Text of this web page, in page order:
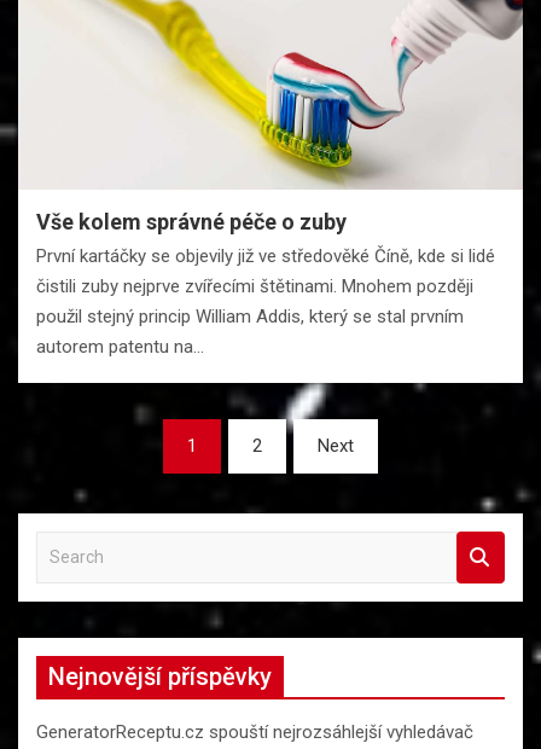
Vše kolem správné péče o zuby
První kartáčky se objevily již ve středověké Číně, kde si lidé
čistili zuby nejprve zvířecími štětinami. Mnohem později
použil stejný princip William Addis, který se stal prvním
autorem patentu na…
1 2 Next
a
r
h
Nejnovější příspěvky
GeneratorReceptu.cz spouští nejrozsáhlejší vyhledávač